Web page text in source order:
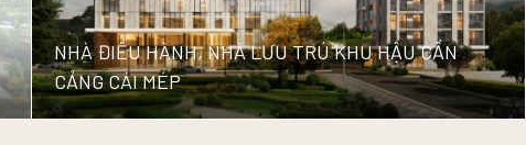
NHÀ ĐIỀU HÀNH, NHÀ LƯU TRÚ KHU HẬU CẦN
CẢNG CÁI MÉP